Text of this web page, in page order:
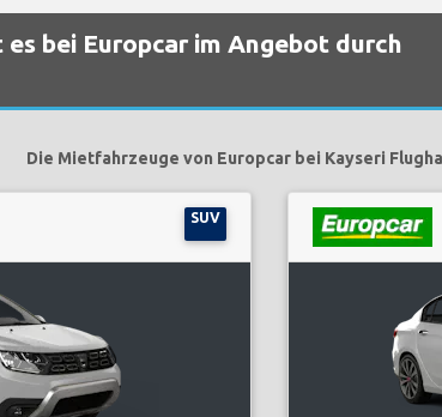
bei Europcar im Angebot durch
Die Mietfahrzeuge von Europcar bei Kayseri
SUV